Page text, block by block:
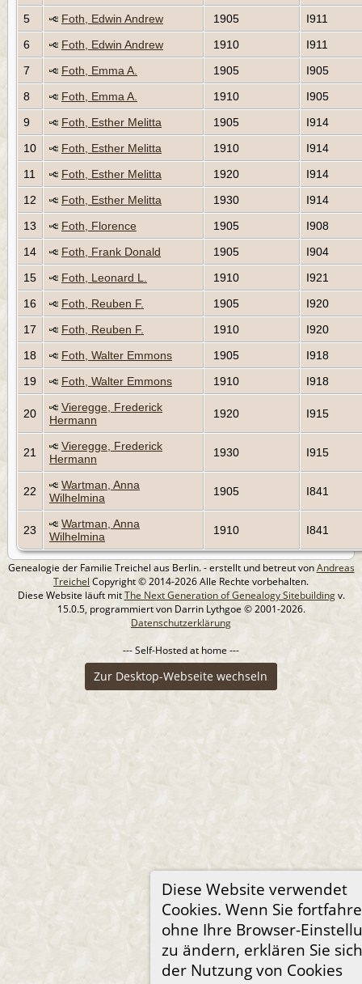
Diese Website verwendet
Cookies. Wenn Sie
ohne Ihre Browser-
zu ändern, erklären Sie
der Nutzung von Cookies
5
Foth, Edwin Andrew 1905
I911
6
Foth, Edwin Andrew 1910
I911
7
Foth, Emma A. 1905
I905
8
Foth, Emma A. 1910
I905
9
Foth, Esther Melitta 1905
I914
10
Foth, Esther Melitta 1910
I914
11
Foth, Esther Melitta 1920
I914
12
Foth, Esther Melitta 1930
I914
13
Foth, Florence 1905
I908
14
Foth, Frank Donald 1905
I904
15
Foth, Leonard L. 1910
I921
16
Foth, Reuben F. 1905
I920
17
Foth, Reuben F. 1910
I920
18
Foth, Walter Emmons 1905
I918
19
Foth, Walter Emmons 1910 I918
20
Vieregge, Frederick
Hermann
1920 I915
21
Vieregge, Frederick
Hermann
1930 I915
22
Wartman, Anna
Wilhelmina
1905 I841
23
Wartman, Anna
Wilhelmina
1910 I841
Genealogie der Familie Treichel aus Berlin. - erstellt und betreut vonAndreas
Treichel Copyright © 2014-2026 Alle Rechte vorbehalten.
Diese Website läuft mitThe Next Generation of Genealogy Sitebuildingv.
15.0.5, programmiert von Darrin Lythgoe © 2001-2026.
Datenschutzerklärung
--- Self-Hosted at home ---
Zur Desktop-Webseite wechseln